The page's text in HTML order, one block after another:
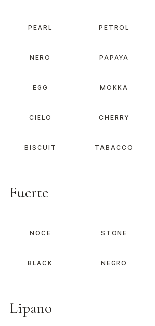
PEARL PETROL
NERO PAPAYA
EGG MOKKA
CIELO CHERRY
BISCUIT TABACCO
Fuerte
NOCE STONE
BLACK NEGRO
Lipano